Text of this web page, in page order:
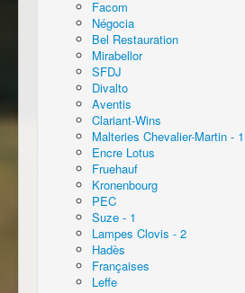
Facom
Négocia
Bel Restauration
Mirabellor
SFDJ
Divalto
Aventis
Clariant-Wins
Malteries Chevalier-Martin - 1
Encre Lotus
Fruehauf
Kronenbourg
PEC
Suze - 1
Lampes Clovis - 2
Hadès
Françaises
Leffe